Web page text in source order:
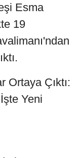
Esma
19